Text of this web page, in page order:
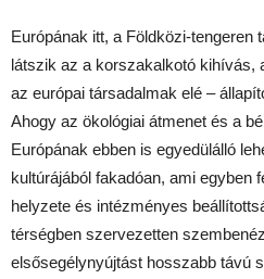
Európának itt, a Földközi-tengeren
látszik az a korszakalkotó kihívás,
az európai társadalmak elé –
Ahogy az ökológiai átmenet és a
Európának ebben is egyedülálló
kultúrájából fakadóan, ami egyben
helyzete és intézményes
térségben szervezetten
elsősegélynyújtást hosszabb távú